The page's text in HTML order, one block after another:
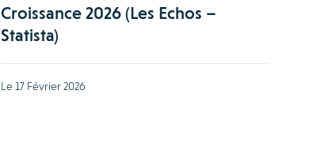
Croissance 2026 (Les Echos –
Statista)
Le 17 Février 2026